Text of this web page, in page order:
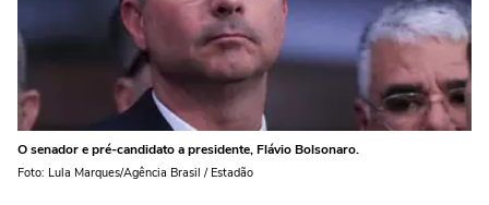
O senador e pré-candidato a presidente, Flávio Bolsonaro.
Foto: Lula Marques/Agência Brasil / Estadão